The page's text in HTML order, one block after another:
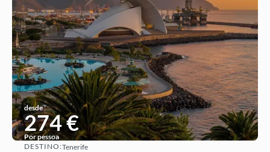
desde
274 €
Por pessoa
DESTINO:Tenerife